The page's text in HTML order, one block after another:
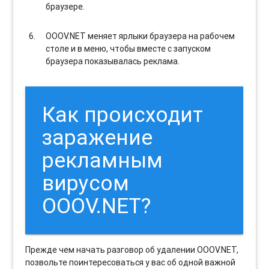
браузере.
OOOV.NET меняет ярлыки браузера на рабочем
столе и в меню, чтобы вместе с запуском
браузера показывалась реклама.
Как происходит
заражение
рекламным
вирусом
OOOV.NET?
Прежде чем начать разговор об удалении OOOV.NET,
позвольте поинтересоваться у вас об одной важной